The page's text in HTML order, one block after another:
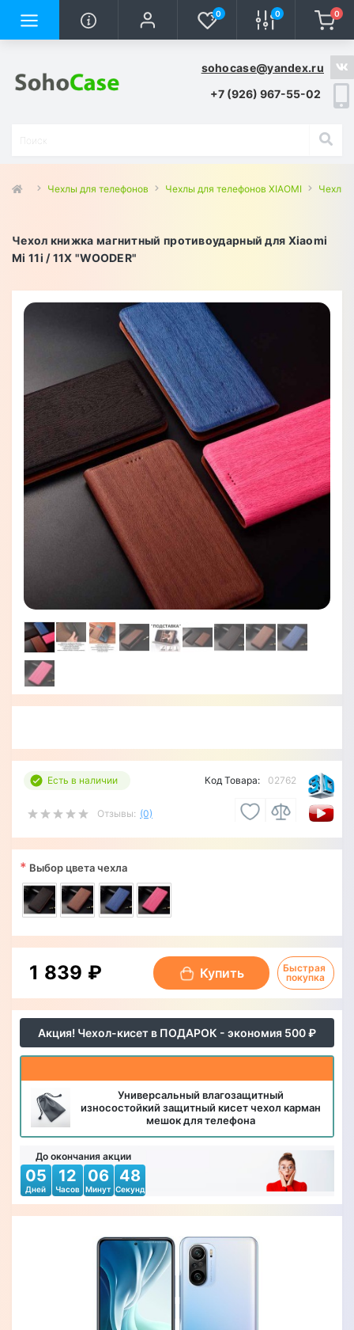
0 0 0
sohocase@yandex.ru
+7 (926) 967-55-02
Чехлы для телефонов Чехлы для телефонов XIAOMI Чехлы
Чехол книжка магнитный противоударный для Xiaomi
Mi 11i / 11X "WOODER"
Есть в наличии
Отзывы: (0)
Код Товара: 02762
Акция! Чехол-кисет в ПОДАРОК - экономия 500 ₽
Универсальный влагозащитный
износостойкий защитный кисет чехол карман
мешок для телефона
До окончания акции
05
Дней
12
Часов
06
Минут
46
Секунд
* Выбор цвета чехла
1 839 ₽ Купить
Быстрая
покупка